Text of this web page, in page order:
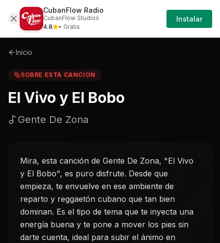
Sobre El-vivo-y-el-bobo-gente-de-zona
Iniciar
Sesión
Inicio
SOBRE ESTA CANCIÓN
El Vivo y El Bobo
Gente De Zona
Mira, esta canción de Gente De Zona, "El Vivo
y El Bobo", es puro disfrute. Desde que
empieza, te envuelve en ese ambiente de
reparto y reggaetón cubano que tan bien
dominan. Es el tipo de tema que te inyecta una
energía buena y te pone a mover los pies sin
darte cuenta, ideal para subir el ánimo en
CubanFlow Radio
CubanFlow Studios
4.8
• Gratis
Instalar